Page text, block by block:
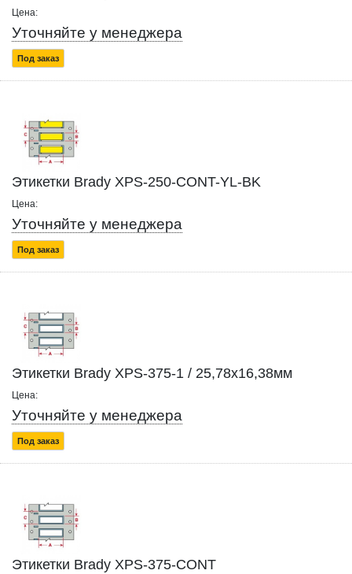
Цена:
Уточняйте у менеджера
Под заказ
Этикетки Brady XPS-250-CONT-YL-BK
Цена:
Уточняйте у менеджера
Под заказ
Этикетки Brady XPS-375-1 / 25,78x16,38мм
Цена:
Уточняйте у менеджера
Под заказ
Этикетки Brady XPS-375-CONT